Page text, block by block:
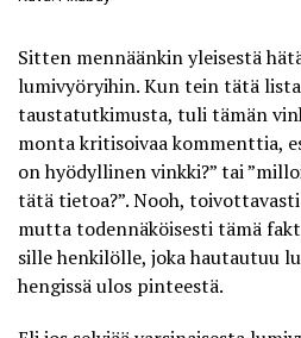
Sitten mennäänkin yleisestä
lumivyöryihin. Kun tein tätä
taustatutkimusta, tuli tämän
monta kritisoivaa kommenttia,
on hyödyllinen vinkki?” tai
tätä tietoa?”. Nooh,
mutta todennäköisesti tämä
sille henkilölle, joka hautautuu
hengissä ulos pinteestä.